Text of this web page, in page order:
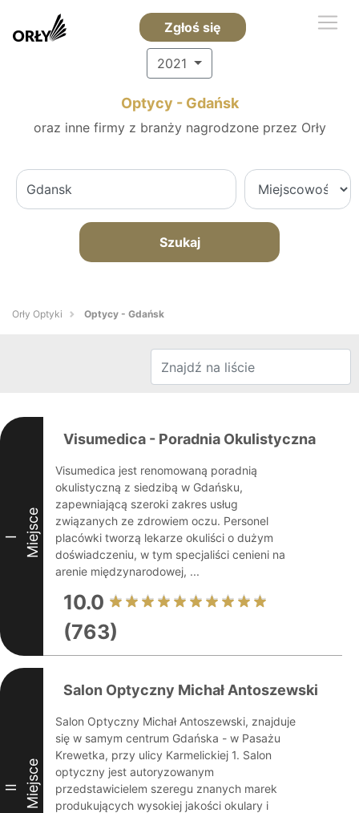
Zgłoś się
2021
Optycy - Gdańsk
oraz inne firmy z branży nagrodzone przez Orły
Szukaj
Orły Optyki Optycy - Gdańsk
I Miejsce
Visumedica - Poradnia Okulistyczna
Visumedica jest renomowaną poradnią
okulistyczną z siedzibą w Gdańsku,
zapewniającą szeroki zakres usług
związanych ze zdrowiem oczu. Personel
placówki tworzą lekarze okuliści o dużym
doświadczeniu, w tym specjaliści cenieni na
arenie międzynarodowej, ...
10.0
(763)
II Miejsce
Salon Optyczny Michał Antoszewski
Salon Optyczny Michał Antoszewski, znajduje
się w samym centrum Gdańska - w Pasażu
Krewetka, przy ulicy Karmelickiej 1. Salon
optyczny jest autoryzowanym
przedstawicielem szeregu znanych marek
produkujących wysokiej jakości okulary i